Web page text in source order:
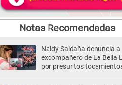
Notas Recomendadas
Naldy Saldaña denuncia a
excompañero de La Bella
por presuntos